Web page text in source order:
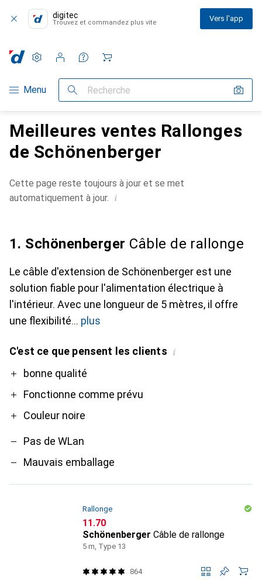
digitec
Trouvez et commandez plus vite Vers l'app
Navigation par catégorie
Menu Recherche
Paramètres
Compte client
Listes de comparaison
Listes d'envies
Panier
Meilleures ventes Rallonges
de Schönenberger
Cette page reste toujours à jour et se met
automatiquement à jour. i
1. Schönenberger Câble de rallonge
Le câble d'extension de Schönenberger est une
solution fiable pour l'alimentation électrique à
l'intérieur. Avec une longueur de 5 mètres, il offre
une flexibilité
plus
C'est ce que pensent les clients i
Probonne qualité
Fonctionne comme prévu
Couleur noire
Contre
Pas de WLan
Mauvais emballage
Rallonge
CHF
11.70
Schönenberger Câble de rallonge
5 m, Type 13
864